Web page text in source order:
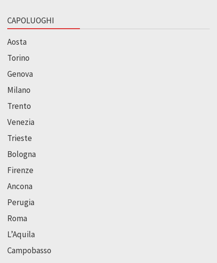
CAPOLUOGHI
Aosta
Torino
Genova
Milano
Trento
Venezia
Trieste
Bologna
Firenze
Ancona
Perugia
Roma
L’Aquila
Campobasso